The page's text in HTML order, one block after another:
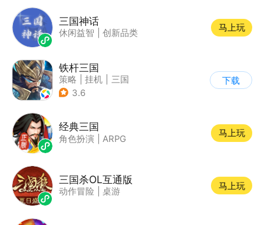
三国神话
休闲益智 创新品类
马上玩
铁杆三国
策略 挂机
三国
| 中国风
3.6
下载
经典三国
角色扮演 ARPG
马上玩
三国杀OL互通版
动作冒险 桌游
马上玩